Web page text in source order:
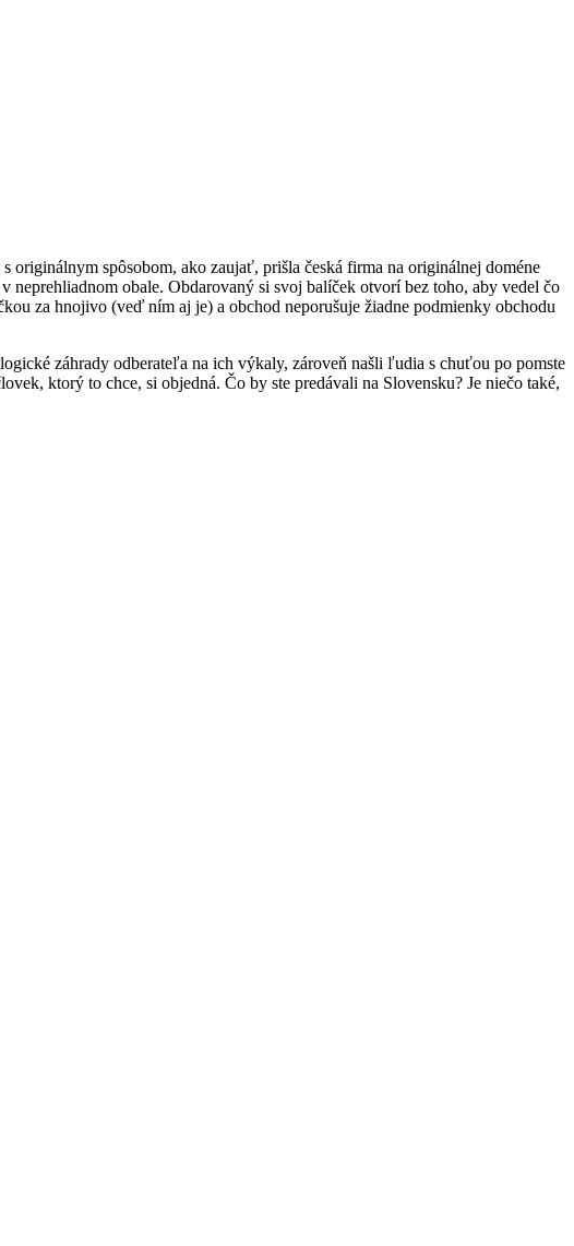
spôsobom, ako zaujať, prišla česká firma na originálnej doméne
obale. Obdarovaný si svoj balíček otvorí bez toho, aby vedel čo
za hnojivo (veď ním aj je) a obchod neporušuje žiadne podmienky obchodu
záhrady odberateľa na ich výkaly, zároveň našli ľudia s chuťou po pomste
ktorý to chce, si objedná. Čo by ste predávali na Slovensku? Je niečo také,